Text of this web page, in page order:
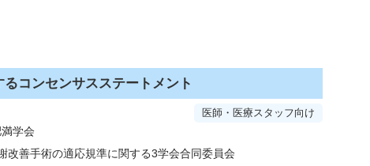
コンセンサスステートメント
医師・医療スタッフ向け
学会
改善手術の適応規準に関する3学会合同委員会